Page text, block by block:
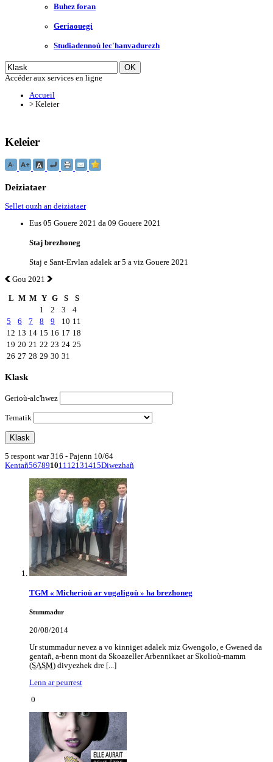
Buhez foran
Geriaouegi
Studiadennoù lec'hanvadurezh
Accéder aux services en ligne
Accueil
> Keleier
Keleier
Deiziataer
Sellet ouzh an deiziataer
Eus 05 Gouere 2021 da 09 Gouere 2021
Staj brezhoneg
Staj e Sant-Ervlan adalek ar 5 a viz Gouere 2021
Gou 2021
L M M Y G S
S
1
2 3
4
5
6 7 8 9 10 11
12 13 14 15 16 17 18
19 20 21 22 23 24 25
26 27 28 29 30 31
Klask
Gerioù-alc'hwez
Tematik
5 respont war 316 - Pajenn 10/64
Kentañ56789101112131415Diwezhañ
TGM « Micherioù ar vugaligoù » ha brezhoneg
Stummadur
20/08/2014
Ur stummadur nevez a vo kinniget adalek miz Gwengolo, e Gwened da
gentañ, a-benn mont da Skoazeller Arbennikaet ar Skolioù-mamm
(SASM) divyezhek dre [...]
Lenn ar peurrest
0